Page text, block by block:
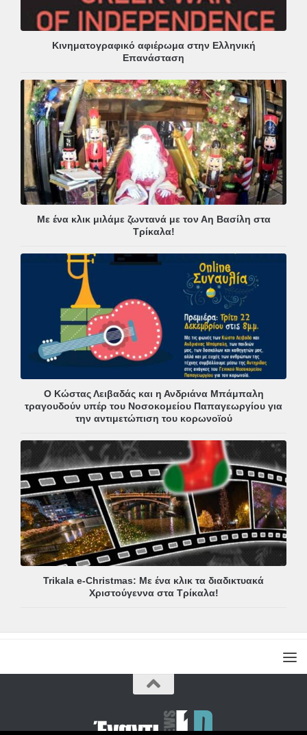
Κινηματογραφικό αφιέρωμα στην Ελληνική
Επανάσταση
Με ένα κλικ μιλάμε ζωντανά με τον Αη Βασίλη στα
Τρίκαλα!
Ο Κώστας Λειβαδάς και η Ανδριάνα Μπάμπαλη
τραγουδούν υπέρ του Νοσοκομείου Παπαγεωργίου για
την αντιμετώπιση του κορωνοϊού
Trikala e-Christmas: Με ένα κλικ τα διαδικτυακά
Χριστούγεννα στα Τρίκαλα!